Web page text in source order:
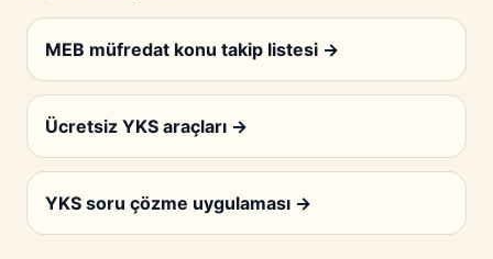
MEB müfredat konu takip listesi →
Ücretsiz YKS araçları →
YKS soru çözme uygulaması →